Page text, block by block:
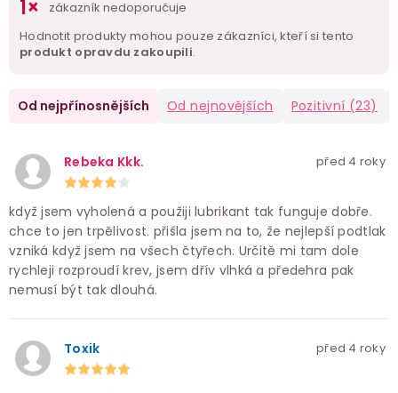
1×
zákazník nedoporučuje
Hodnotit produkty mohou pouze zákazníci, kteří si tento
produkt opravdu zakoupili.
Od nejpřínosnějších Od nejnovějších Pozitivní (23)
Rebeka Kkk. před 4 roky
když jsem vyholená a použiji lubrikant tak funguje dobře.
chce to jen trpělivost. přišla jsem na to, že nejlepší podtlak
vzniká když jsem na všech čtyřech. Určitě mi tam dole
rychleji rozproudí krev, jsem dřív vlhká a předehra pak
nemusí být tak dlouhá.
Toxik před 4 roky